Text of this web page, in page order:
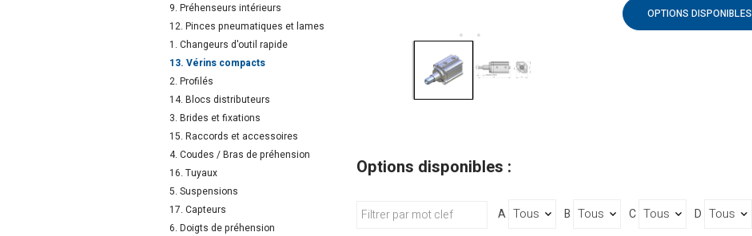
OPTIONS DISPONIBLES
Options disponibles :
A B C D
9. Préhenseurs intérieurs
12. Pinces pneumatiques et lames
1. Changeurs d'outil rapide
13. Vérins compacts
2. Profilés
14. Blocs distributeurs
3. Brides et fixations
15. Raccords et accessoires
4. Coudes / Bras de préhension
16. Tuyaux
5. Suspensions
17. Capteurs
6. Doigts de préhension